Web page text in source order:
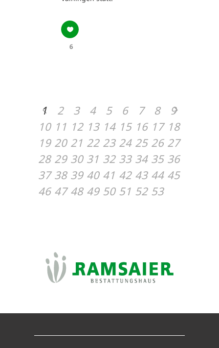
6
1 2 3 4 5 6 7 8
9
10 11 12 13 14 15 16 17 18
19 20 21 22 23 24 25 26 27
28 29 30 31 32 33 34 35 36
37 38 39 40 41 42 43 44 45
46 47 48 49 50 51 52 53